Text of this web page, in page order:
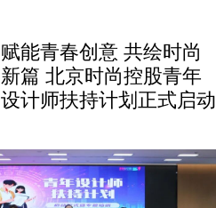
赋能青春创意 共绘时尚
新篇 北京时尚控股青年
设计师扶持计划正式启动